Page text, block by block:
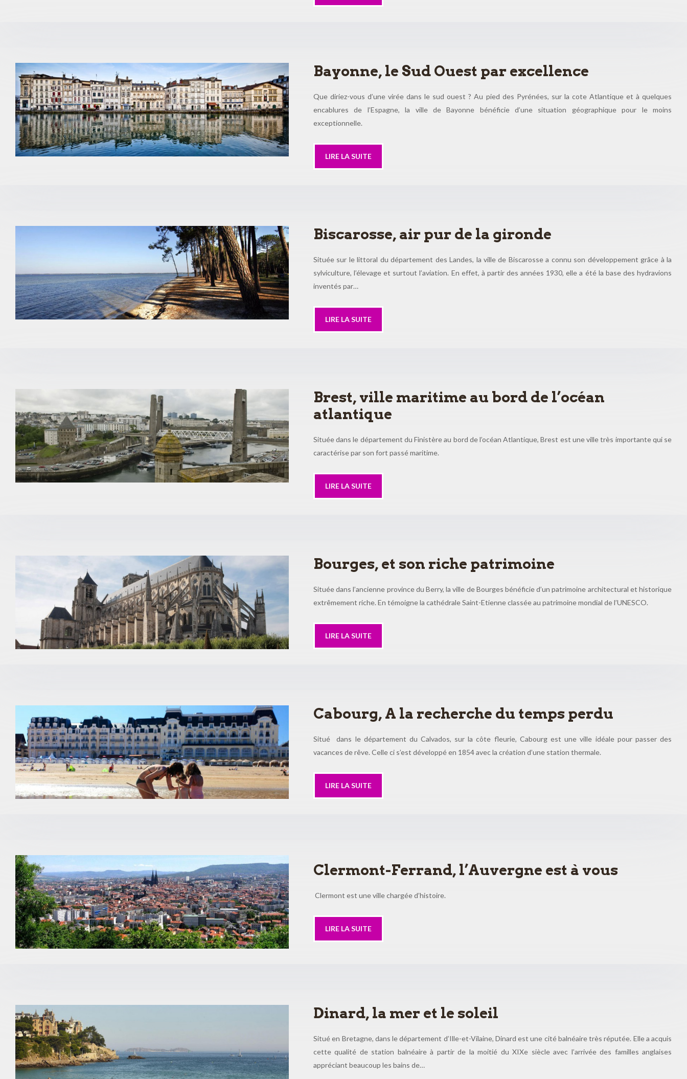
Bayonne, le Sud Ouest par excellence
Que diriez-vous d’une virée dans le sud ouest ? Au pied des Pyrénées, sur la cote Atlantique et à quelques
encablures de l’Espagne, la ville de Bayonne bénéficie d’une situation géographique pour le moins
exceptionnelle.
LIRE LA SUITE
Biscarosse, air pur de la gironde
Située sur le littoral du département des Landes, la ville de Biscarosse a connu son développement grâce à la
sylviculture, l’élevage et surtout l’aviation. En effet, à partir des années 1930, elle a été la base des hydravions
inventés par…
LIRE LA SUITE
Brest, ville maritime au bord de l’océan
atlantique
Située dans le département du Finistère au bord de l’océan Atlantique, Brest est une ville très importante qui se
caractérise par son fort passé maritime.
LIRE LA SUITE
Bourges, et son riche patrimoine
Située dans l’ancienne province du Berry, la ville de Bourges bénéficie d’un patrimoine architectural et historique
extrêmement riche. En témoigne la cathédrale Saint-Etienne classée au patrimoine mondial de l’UNESCO.
LIRE LA SUITE
Cabourg, A la recherche du temps perdu
Situé dans le département du Calvados, sur la côte fleurie, Cabourg est une ville idéale pour passer des
vacances de rêve. Celle ci s’est développé en 1854 avec la création d’une station thermale.
LIRE LA SUITE
Clermont-Ferrand, l’Auvergne est à vous
Clermont est une ville chargée d’histoire.
LIRE LA SUITE
Dinard, la mer et le soleil
Situé en Bretagne, dans le département d’Ille-et-Vilaine, Dinard est une cité balnéaire très réputée. Elle a acquis
cette qualité de station balnéaire à partir de la moitié du XIXe siècle avec l’arrivée des familles anglaises
appréciant beaucoup les bains de…